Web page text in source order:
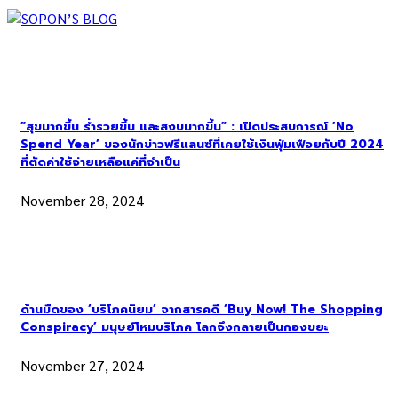
“สุขมากขึ้น ร่ำรวยขึ้น และสงบมากขึ้น” : เปิดประสบการณ์ ‘No
Spend Year’ ของนักข่าวฟรีแลนซ์ที่เคยใช้เงินฟุ่มเฟือยกับปี 2024
ที่ตัดค่าใช้จ่ายเหลือแค่ที่จำเป็น
November 28, 2024
ด้านมืดของ ‘บริโภคนิยม’ จากสารคดี ‘Buy Now! The Shopping
Conspiracy’ มนุษย์โหมบริโภค โลกจึงกลายเป็นกองขยะ
November 27, 2024